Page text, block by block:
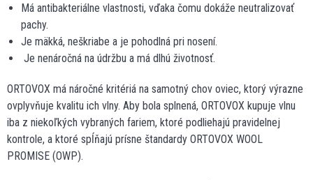
Má antibakteriálne vlastnosti, vďaka čomu dokáže neutralizovať
pachy.
Je mäkká, neškriabe a je pohodlná pri nosení.
Je nenáročná na údržbu a má dlhú životnosť.
ORTOVOX má náročné kritériá na samotný chov oviec, ktorý výrazne
ovplyvňuje kvalitu ich vlny. Aby bola splnená, ORTOVOX kupuje vlnu
iba z niekoľkých vybraných fariem, ktoré podliehajú pravidelnej
kontrole, a ktoré spĺňajú prísne štandardy ORTOVOX WOOL
PROMISE (OWP).